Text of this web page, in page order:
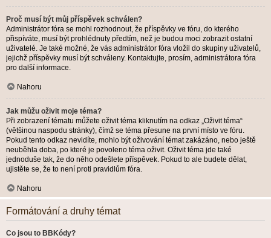
Proč musí být můj příspěvek schválen?
Administrátor fóra se mohl rozhodnout, že příspěvky ve fóru, do kterého
přispíváte, musí být prohlédnuty předtím, než je budou moci zobrazit ostatní
uživatelé. Je také možné, že vás administrátor fóra vložil do skupiny uživatelů,
jejichž příspěvky musí být schváleny. Kontaktujte, prosím, administrátora fóra
pro další informace.
Nahoru
Jak můžu oživit moje téma?
Při zobrazení tématu můžete oživit téma kliknutím na odkaz „Oživit téma“
(většinou naspodu stránky), čímž se téma přesune na první místo ve fóru.
Pokud tento odkaz nevidíte, mohlo být oživování témat zakázáno, nebo ještě
neuběhla doba, po které je povoleno téma oživit. Oživit téma jde také
jednoduše tak, že do něho odešlete příspěvek. Pokud to ale budete dělat,
ujistěte se, že to není proti pravidlům fóra.
Nahoru
Formátování a druhy témat
Co jsou to BBKódy?